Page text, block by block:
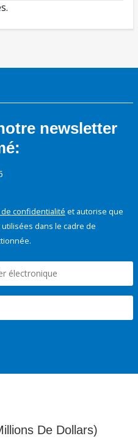
newsletter
confidentialité et autorise que
dans le cadre de
De Dollars)